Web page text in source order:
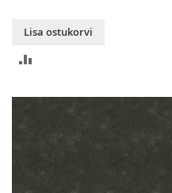
Lisa ostukorvi